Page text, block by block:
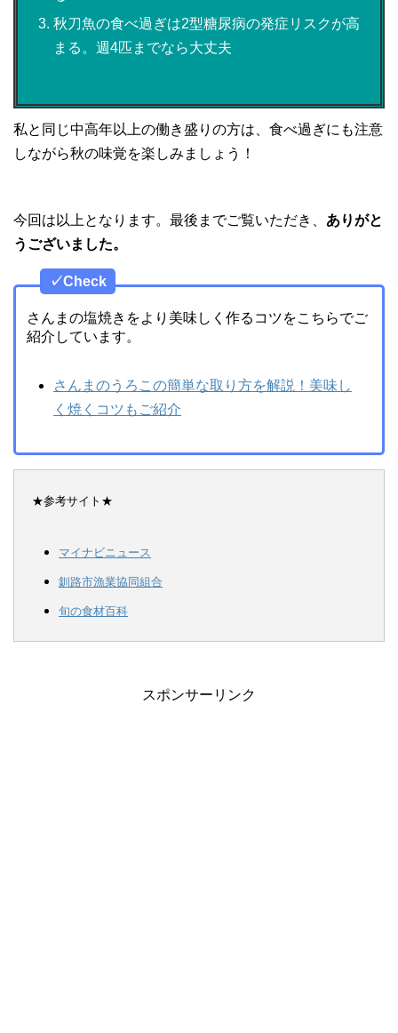
秋刀魚の食べ過ぎは2型糖尿病の発症リスクが高
まる。週4匹までなら大丈夫
私と同じ中高年以上の働き盛りの方は、食べ過ぎにも注意
しながら秋の味覚を楽しみましょう！
今回は以上となります。最後までご覧いただき、 ありがと
うございました。
✓Check
さんまの塩焼きをより美味しく作るコツをこちらでご
紹介しています。
さんまのうろこの簡単な取り方を解説！美味し
く焼くコツもご紹介
★参考サイト★
マイナビニュース
釧路市漁業協同組合
旬の食材百科
スポンサーリンク